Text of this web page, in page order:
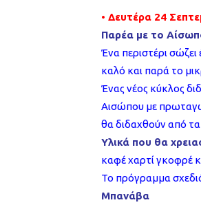
• Δευτέρα 24
Παρέα με το
Ένα περιστέρι
καλό και παρά το
Ένας νέος κύκλος
Αισώπου με
θα διδαχθούν από
Υλικά που θα
καφέ χαρτί γκοφρέ
Το πρόγραμμα
Μπανάβα